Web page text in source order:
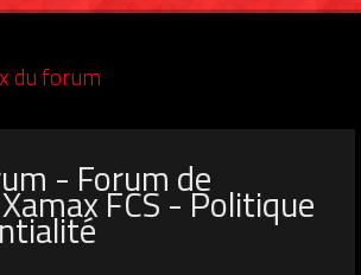
du forum
- Forum de
FCS - Politique